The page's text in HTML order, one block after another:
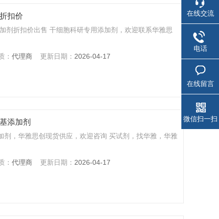
扣价
剂折扣价出售 干细胞科研专用添加剂，欢迎联系华雅思
：代理商 更新日期： 2026-04-17
添加剂
，华雅思创现货供应，欢迎咨询 买试剂，找华雅，华雅
：代理商 更新日期： 2026-04-17
在线交流
电话
在线留言
微信扫一扫